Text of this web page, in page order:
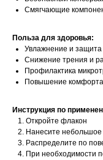
Смягчающие
Польза для здоровья:
Увлажнение и защита
Снижение трения и
Профилактика
Повышение
Инструкция по
Откройте флакон
Нанесите небольшое
Распределите по
При необходимости